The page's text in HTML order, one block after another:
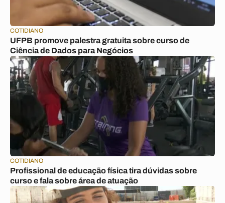
COTIDIANO
UFPB promove palestra gratuita sobre curso de
Ciência de Dados para Negócios
COTIDIANO
Profissional de educação física tira dúvidas sobre
curso e fala sobre área de atuação